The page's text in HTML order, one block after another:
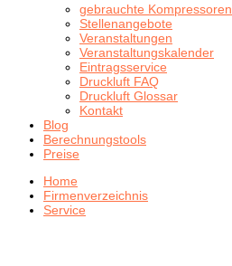
gebrauchte Kompressoren
Stellenangebote
Veranstaltungen
Veranstaltungskalender
Eintragsservice
Druckluft FAQ
Druckluft Glossar
Kontakt
Blog
Berechnungstools
Preise
Home
Firmenverzeichnis
Service